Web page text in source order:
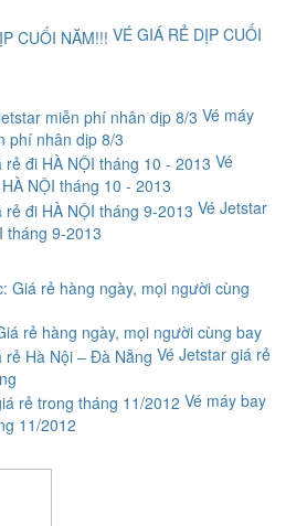
VÉ GIÁ RẺ DỊP CUỐI
Vé máy
phí nhân dịp 8/3
Vé
NỘI tháng 10 - 2013
Vé Jetstar
tháng 9-2013
rẻ hàng ngày, mọi người cùng bay
Vé Jetstar giá rẻ
Vé máy bay
11/2012